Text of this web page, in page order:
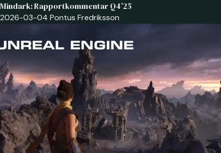
Mindark: Rapportkommentar Q4’25
2026-03-04 Pontus Fredriksson